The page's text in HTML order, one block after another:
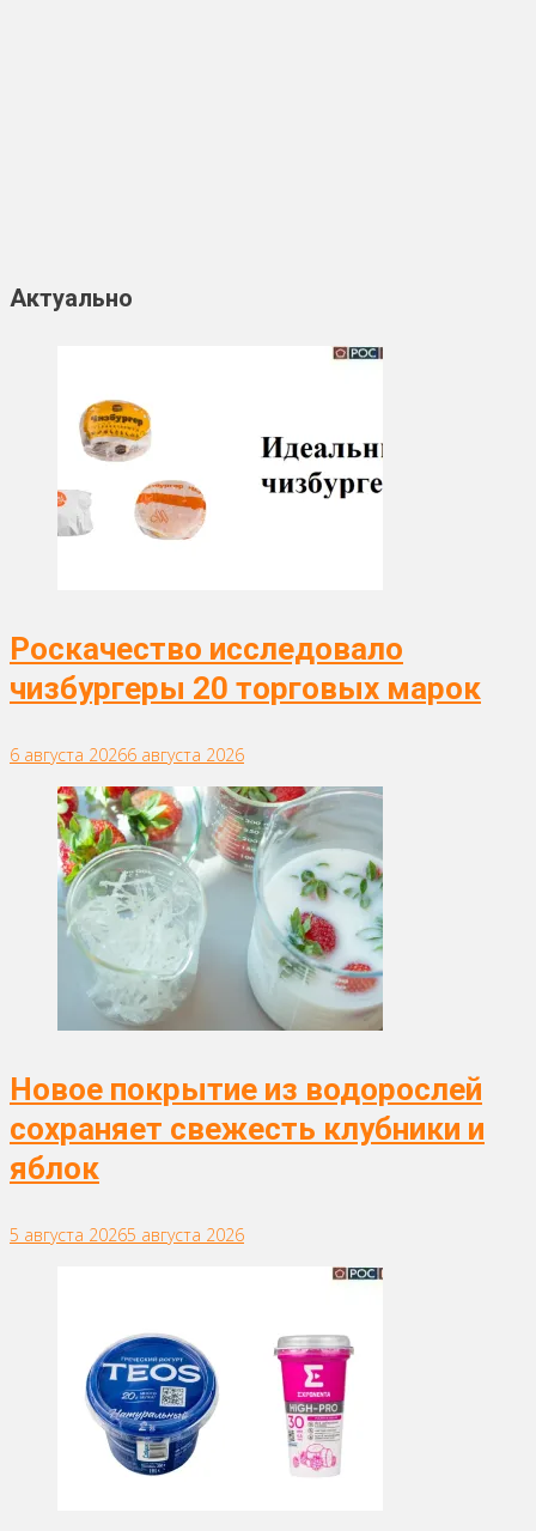
Актуально
Роскачество исследовало
чизбургеры 20 торговых марок
6 августа 20266 августа 2026
Новое покрытие из водорослей
сохраняет свежесть клубники и
яблок
5 августа 20265 августа 2026